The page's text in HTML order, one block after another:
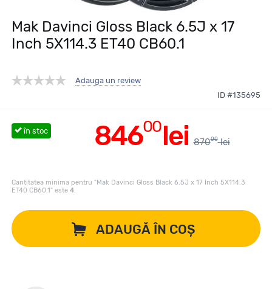
Mak Davinci Gloss Black 6.5J x 17
Inch 5X114.3 ET40 CB60.1
Adauga un review
ID #135695
84600lei 87000 lei
în stoc
Cantitatea minima pentru "Mak Davinci Gloss Black 6.5J x 17 Inch 5X114.3
ET40 CB60.1" este 4.
ADAUGĂ ÎN COȘ